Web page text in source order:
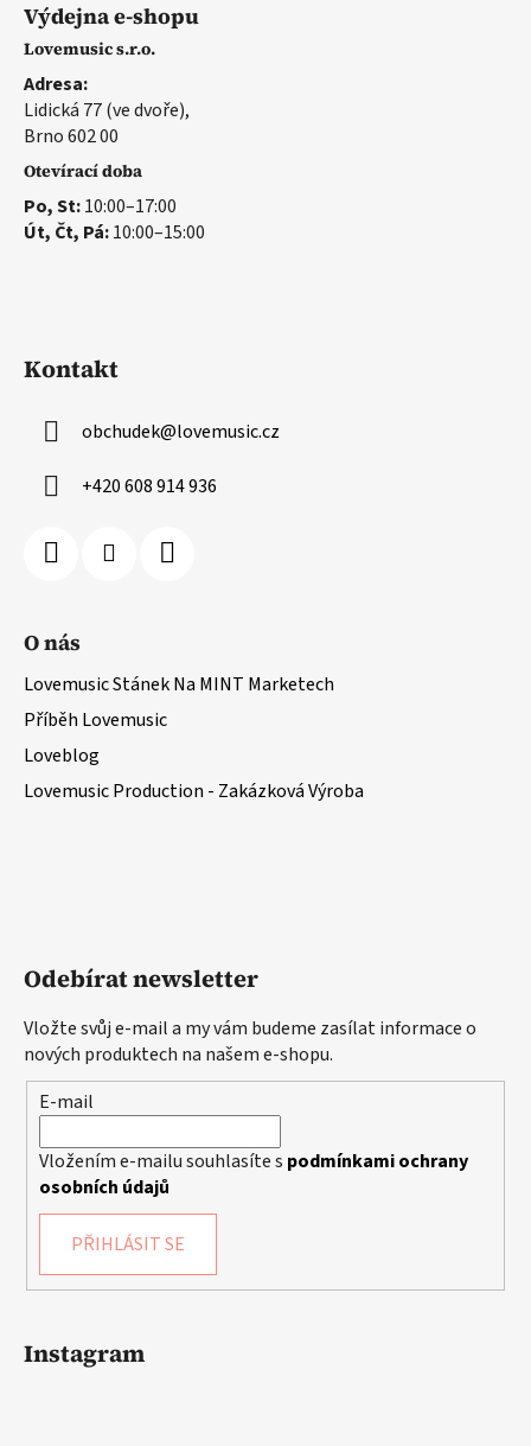
Výdejna e-shopu
Lovemusic s.r.o.
Adresa:
Lidická 77 (ve dvoře),
Brno 602 00
Otevírací doba
Po, St:10:00–17:00
Út, Čt, Pá:10:00–15:00
Kontakt
obchudek@lovemusic.cz
+420 608 914 936
O nás
Lovemusic Stánek Na MINT Marketech
Příběh Lovemusic
Loveblog
Lovemusic Production - Zakázková Výroba
Odebírat newsletter
Vložte svůj e-mail a my vám budeme zasílat informace o
nových produktech na našem e-shopu.
E-mail
Vložením e-mailu souhlasíte s podmínkami ochrany
osobních údajů
PŘIHLÁSIT SE
Instagram